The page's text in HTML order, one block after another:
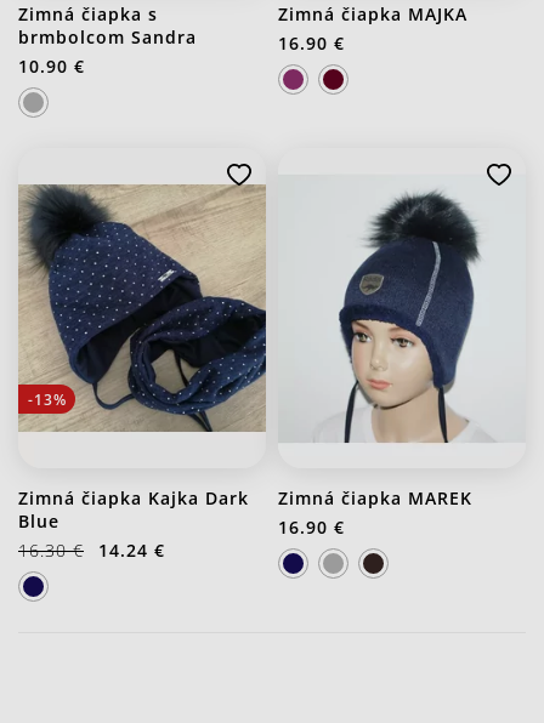
Zimná čiapka s
brmbolcom Sandra
10.90 €
Zimná čiapka MAJKA
16.90 €
-13%
Zimná čiapka Kajka Dark
Blue
16.30 €
14.24 €
Zimná čiapka MAREK
16.90 €